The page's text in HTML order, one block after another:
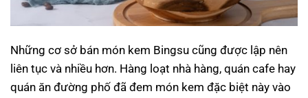
Những cơ sở bán món kem Bingsu cũng được lập nên
liên tục và nhiều hơn. Hàng loạt nhà hàng, quán cafe hay
quán ăn đường phố đã đem món kem đặc biệt này vào